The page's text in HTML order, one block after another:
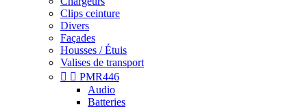
Clips ceinture
Divers
Façades
Housses / Étuis
Valises de transport
  PMR446
Audio
Batteries